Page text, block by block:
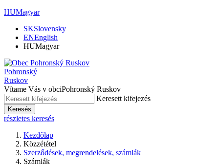
HUMagyar
SKSlovensky
ENEnglish
HUMagyar
Pohronský
Ruskov
Vítame Vás v obciPohronský Ruskov
Keresett kifejezés
Keresés
részletes keresés
Kezdőlap
Közzététel
Szerződések, megrendelések, számlák
Számlák